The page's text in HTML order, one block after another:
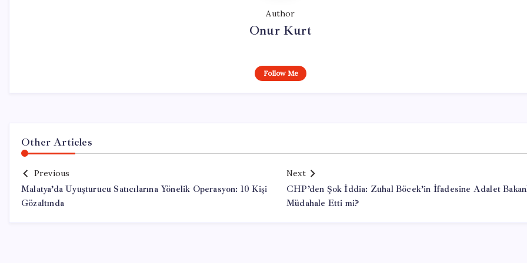
Author
Onur Kurt
Follow Me
Other Articles
Previous
Malatya’da Uyuşturucu Satıcılarına Yönelik Operasyon: 10 Kişi
Gözaltında
Next
CHP’den Şok İddia: Zuhal Böcek’in İfadesine Adalet
Müdahale Etti mi?